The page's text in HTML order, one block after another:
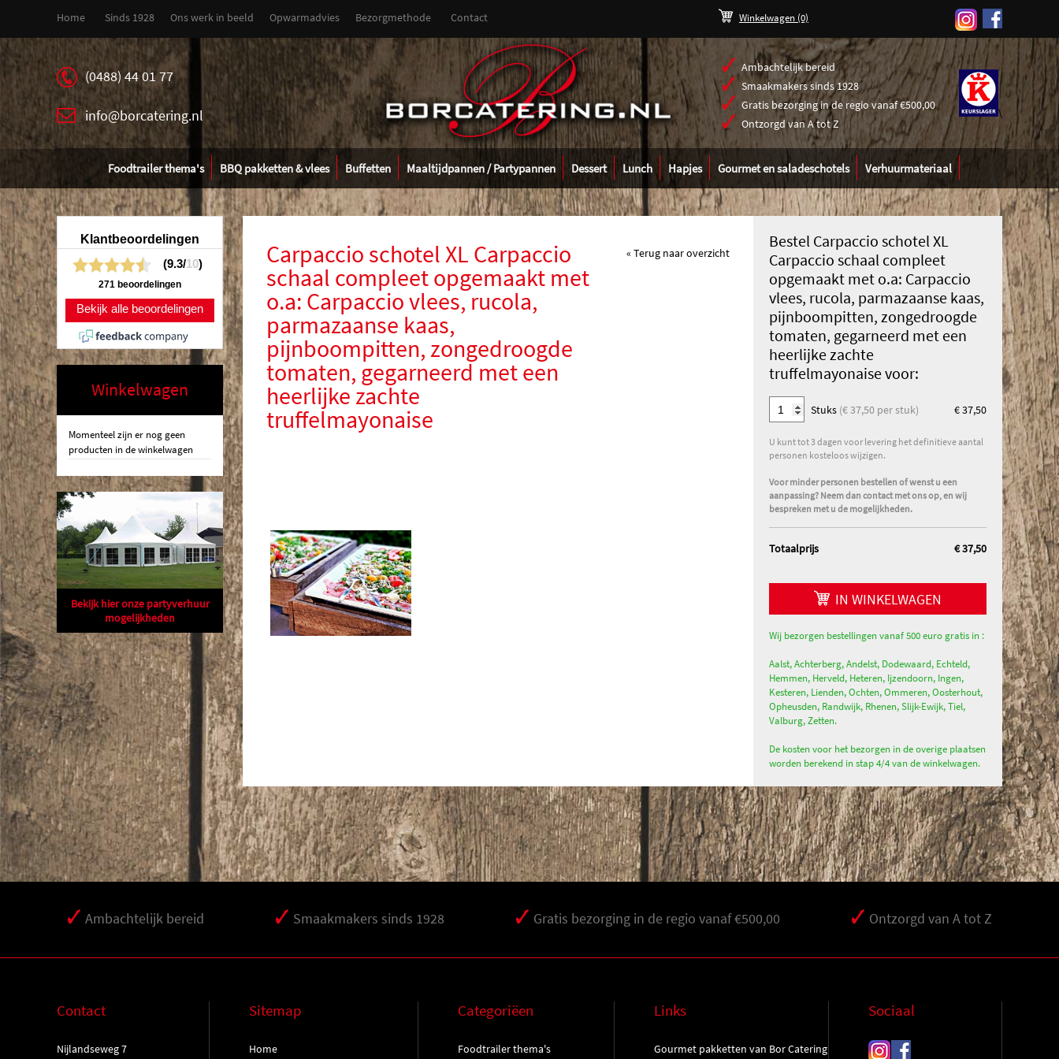
Home Sinds 1928 Ons werk in beeld Opwarmadvies Bezorgmethode Contact Winkelwagen (0)
Foodtrailer thema's BBQ pakketten & vlees Buffetten Maaltijdpannen / Partypannen Dessert Lunch Hapjes Gourmet en saladeschotels Verhuurmateriaal
(0488) 44 01 77
info@borcatering.nl
Ambachtelijk bereid
Smaakmakers sinds 1928
Gratis bezorging in de regio vanaf €500,00
Ontzorgd van A tot Z
\
Klantbeoordelingen
(9.3/10)
271 beoordelingen
Bekijk alle beoordelingen
Winkelwagen
Momenteel zijn er nog geen
producten in de winkelwagen
Bekijk hier onze partyverhuur
mogelijkheden
Carpaccio schotel XL Carpaccio
schaal compleet opgemaakt met
o.a: Carpaccio vlees, rucola,
parmazaanse kaas,
pijnboompitten, zongedroogde
tomaten, gegarneerd met een
heerlijke zachte
truffelmayonaise
« Terug naar overzicht
Bestel Carpaccio schotel XL
Carpaccio schaal compleet
opgemaakt met o.a: Carpaccio
vlees, rucola, parmazaanse kaas,
pijnboompitten, zongedroogde
tomaten, gegarneerd met een
heerlijke zachte
truffelmayonaise voor:
Stuks (€ 37,50 per stuk) € 37,50
U kunt tot 3 dagen voor levering het definitieve aantal
personen kosteloos wijzigen.
Voor minder personen bestellen of wenst u een
aanpassing? Neem dan contact met ons op, en wij
bespreken met u de mogelijkheden.
Totaalprijs € 37,50
IN WINKELWAGEN
Wij bezorgen bestellingen vanaf 500 euro gratis in :
Aalst, Achterberg, Andelst, Dodewaard, Echteld,
Hemmen, Herveld, Heteren, Ijzendoorn, Ingen,
Kesteren, Lienden, Ochten, Ommeren, Oosterhout,
Opheusden, Randwijk, Rhenen, Slijk-Ewijk, Tiel,
Valburg, Zetten.
De kosten voor het bezorgen in de overige plaatsen
worden berekend in stap 4/4 van de winkelwagen.
Ambachtelijk bereid Smaakmakers sinds 1928 Gratis bezorging in de regio vanaf €500,00 Ontzorgd van A tot Z
Contact
Nijlandseweg 7
Sitemap
Home
Categoriëen
Foodtrailer thema's
Links
Gourmet pakketten van Bor Catering
Sociaal